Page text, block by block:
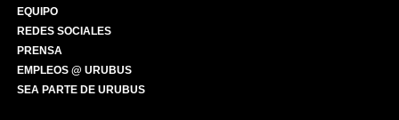
EQUIPO
REDES SOCIALES
PRENSA
EMPLEOS @ URUBUS
SEA PARTE DE URUBUS